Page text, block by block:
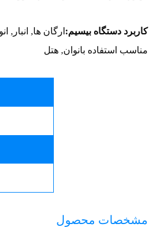
کاربرد دستگاه بیسیم: ارگان ها,
مناسب استفاده بانوان, هتل
مشخصات محصول